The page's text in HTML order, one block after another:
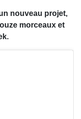
nouveau projet,
morceaux et